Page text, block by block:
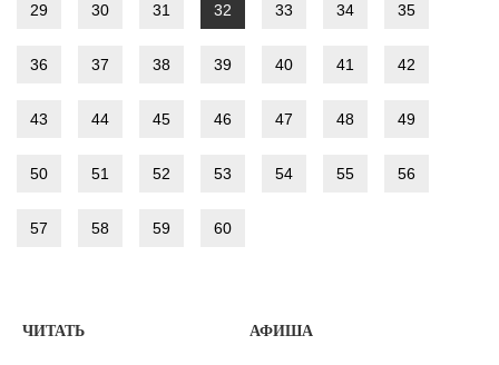
29 30 31 32 33 34 35
36 37 38 39 40 41 42
43 44 45 46 47 48 49
50 51 52 53 54 55 56
57 58 59 60
ЧИТАТЬ АФИША